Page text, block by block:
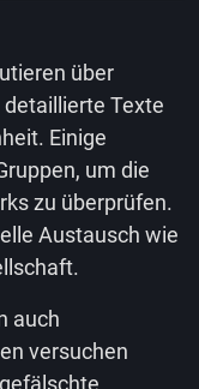
über
Texte
Einige
um die
zu überprüfen.
Austausch wie
auch
versuchen